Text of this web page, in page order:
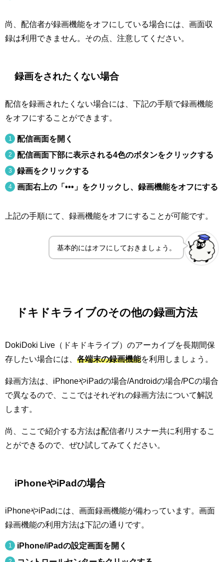
尚、配信者が録画機能をオフにしている場合には、画面収
録は利用できません。その点、注意してください。
録画をされたくない場合
配信を録画されたくない場合には、下記の手順で録画機能
をオフにすることができます。
配信画面を開く
配信画面下部に表示される4色のボタンをクリックする
録画をクリックする
画面右上の「•••」をクリックし、録画機能をオフにする
上記の手順にて、録画機能をオフにすることが可能です。
基本的にはオフにしておきましょう。
ドキドキライブのその他の録画方法
DokiDoki Live（ドキドキライブ）のアーカイブを長期間保
存したい場合には、 各端末の録画機能を利用しましょう。
録画方法は、iPhoneやiPadの場合/Androidの場合/PCの場合
で異なるので、ここではそれぞれの録画方法について解説
します。
尚、ここで紹介する方法は配信者/リスナー共に利用するこ
とができるので、ぜひ試してみてください。
iPhoneやiPadの場合
iPhoneやiPadには、画面録画機能が備わっています。画面
録画機能の利用方法は下記の通りです。
iPhone/iPadの設定画面を開く